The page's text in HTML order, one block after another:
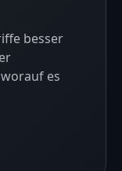
besser
es